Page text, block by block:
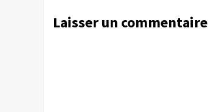
Laisser un commentaire